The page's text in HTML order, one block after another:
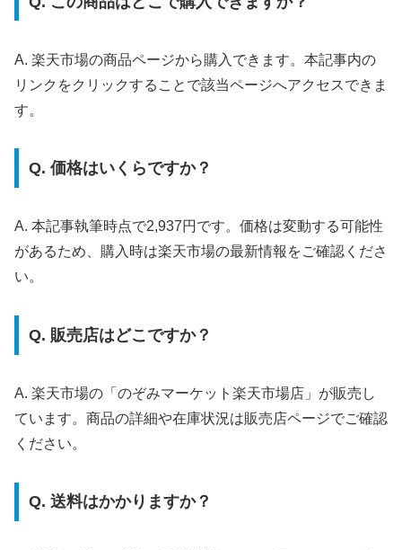
A. 楽天市場の商品ページから購入できます。本記事内の
リンクをクリックすることで該当ページへアクセスできま
す。
Q. 価格はいくらですか？
A. 本記事執筆時点で2,937円です。価格は変動する可能性
があるため、購入時は楽天市場の最新情報をご確認くださ
い。
Q. 販売店はどこですか？
A. 楽天市場の「のぞみマーケット楽天市場店」が販売し
ています。商品の詳細や在庫状況は販売店ページでご確認
ください。
Q. 送料はかかりますか？